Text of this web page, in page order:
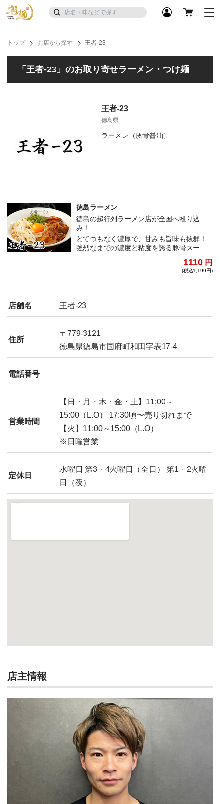
トップ お店から探す 王者-23
「王者-23」のお取り寄せラーメン・つけ麺
王者-23
徳島県
ラーメン（豚骨醤油）
徳島ラーメン
徳島の超行列ラーメン店が全国へ殴り込
み！
とてつもなく濃厚で、甘みも旨味も抜群！
強烈なまでの濃度と粘度を誇る豚骨スープ
とで、まろやかさが加わり、唯一無二のラ
1110 円
(税込1,199円)
店舗名 王者-23
住所
〒779-3121
徳島県徳島市国府町和田字表17-4
電話番号
営業時間
【日・月・木・金・土】11:00～
15:00（L.O） 17:30頃〜売り切れまで
【火】11:00～15:00（L.O）
※日曜営業
定休日
水曜日 第3・4火曜日（全日） 第1・2火曜
日（夜）
店主情報